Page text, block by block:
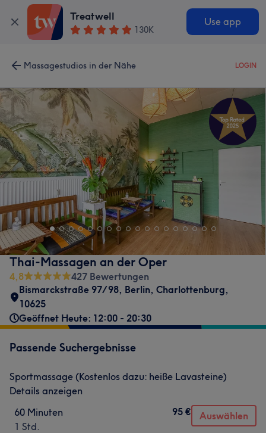
Treatwell
130K
Use app
Massagestudios in der Nähe LOGIN
Thai-Massagen an der Oper
4,8
427 Bewertungen
Bismarckstraße 97/98, Berlin, Charlottenburg,
10625
Geöffnet Heute: 12:00 - 20:30
Passende Suchergebnisse
Sportmassage (Kostenlos dazu: heiße Lavasteine)
Details anzeigen
60 Minuten
1 Std.
95 € Auswählen